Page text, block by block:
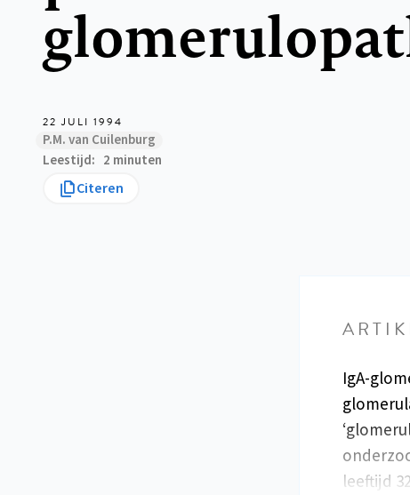
22 JULI 1994
P.M. van Cuilenburg
Leestijd
2 minuten
Citeren
IgA-
leeftijd